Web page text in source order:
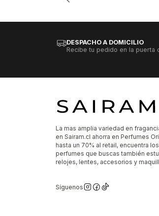
DESPACHO A DOMICILIO
Recibe tu pedido en la puerta
La mas amplia variedad en
en Sairam.cl ahorra en Perfumes
hasta un 70% al retail, encuentra los
perfumes que buscas también
relojes, lentes, accesorios y
Síguenos